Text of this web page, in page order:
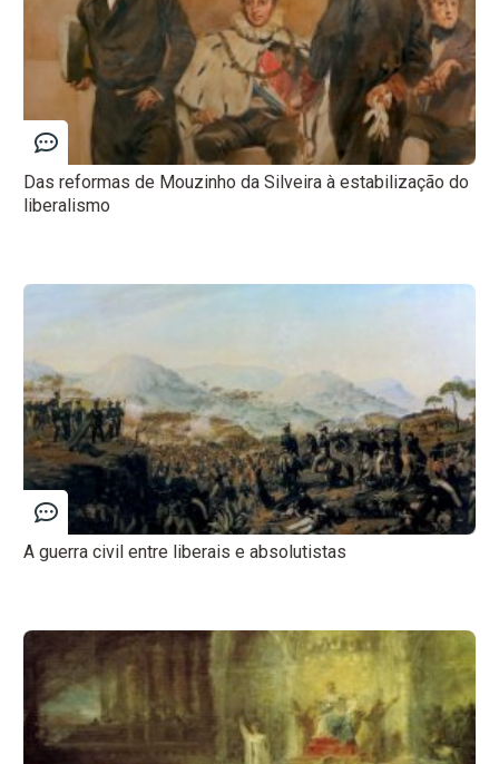
Das reformas de Mouzinho da Silveira à estabilização do
liberalismo
A guerra civil entre liberais e absolutistas